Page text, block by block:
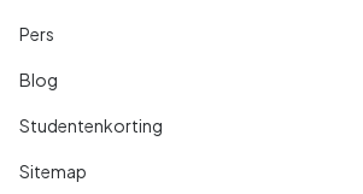
Pers
Blog
Studentenkorting
Sitemap